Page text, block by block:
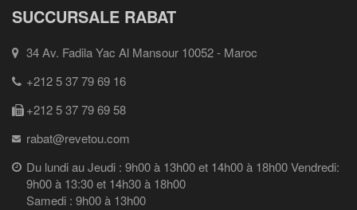
SUCCURSALE RABAT
34 Av. Fadila Yac Al Mansour 10052 - Maroc
+212 5 37 79 69 16
+212 5 37 79 69 58
rabat@revetou.com
Du lundi au Jeudi : 9h00 à 13h00 et 14h00 à 18h00 Vendredi:
9h00 à 13:30 et 14h30 à 18h00
Samedi : 9h00 à 13h00